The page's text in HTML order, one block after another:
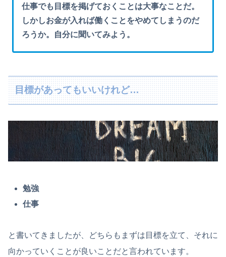
仕事でも目標を掲げておくことは大事なことだ。
しかしお金が入れば働くことをやめてしまうのだ
ろうか。自分に聞いてみよう。
目標があってもいいけれど…
勉強
仕事
と書いてきましたが、どちらもまずは目標を立て、それに
向かっていくことが良いことだと言われています。